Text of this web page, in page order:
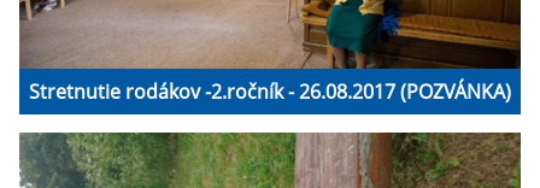
Stretnutie rodákov -2.ročník - 26.08.2017 (POZVÁNKA)